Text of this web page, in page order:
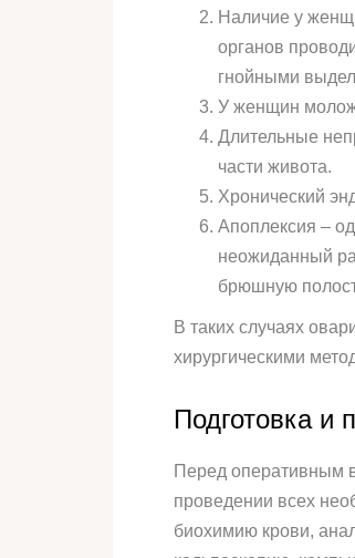
Наличие у
органов
гнойными
У женщин
Длительные
части живота.
Хронический
Апоплексия –
неожиданный
брюшную
В таких случаях
хирургическими
Подготовка и
Перед оперативным
проведении всех
биохимию крови,